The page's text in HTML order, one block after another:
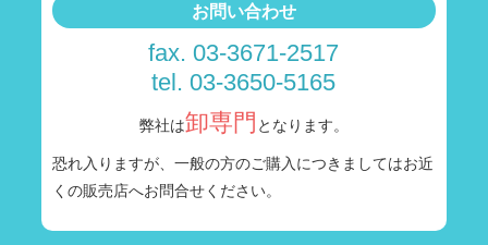
お問い合わせ
fax. 03-3671-2517
tel. 03-3650-5165
弊社は卸専門 となります。
恐れ入りますが、一般の方のご購入につきましてはお近
くの販売店へお問合せください。